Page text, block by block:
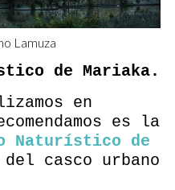
Lamuza
de Mariaka.
en
es la
Naturístico de
del casco urbano